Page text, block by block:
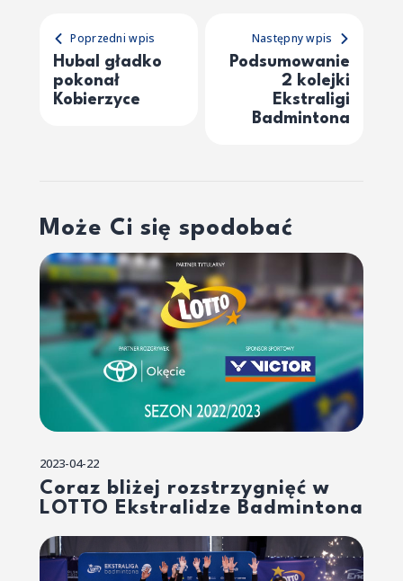
Poprzedni wpis
Hubal gładko
pokonał
Kobierzyce
Następny wpis
Podsumowanie
2 kolejki
Ekstraligi
Badmintona
Może Ci się spodobać
2023-04-22
Coraz bliżej rozstrzygnięć w
LOTTO Ekstralidze Badmintona